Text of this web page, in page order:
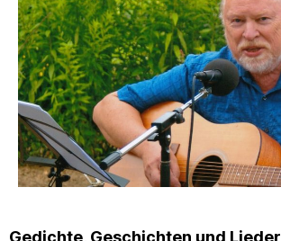
Gedichte, Geschichten und Lieder